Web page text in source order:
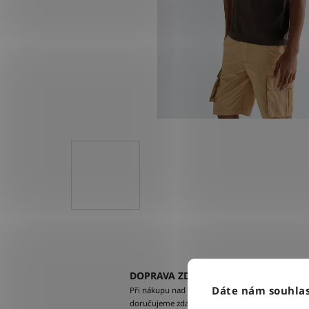
Dáte nám
DOPRAVA ZDARMA
Při nákupu nad 2500 Kč
doručujeme zdarma po celé ČR